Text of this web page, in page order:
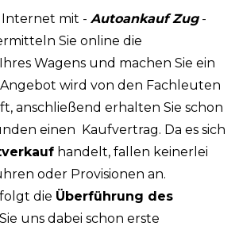
Internet mit - Autoankauf Zug-
Sie online die
Wagens und machen Sie ein
Angebot wird von den Fachleuten
anschließend erhalten Sie schon
einen Kaufvertrag. Da es sich
handelt, fallen keinerlei
oder Provisionen an.
die Überführung des
uns dabei schon erste